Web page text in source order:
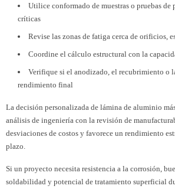
Utilice conformado de muestras o pruebas de
críticas
Revise las zonas de fatiga cerca de orificios,
Coordine el cálculo estructural con la
Verifique si el anodizado, el recubrimiento o
rendimiento final
La decisión personalizada de lámina de aluminio
análisis de ingeniería con la revisión de
desviaciones de costos y favorece un rendimiento
plazo.
Si un proyecto necesita resistencia a la corrosión,
soldabilidad y potencial de tratamiento superficial